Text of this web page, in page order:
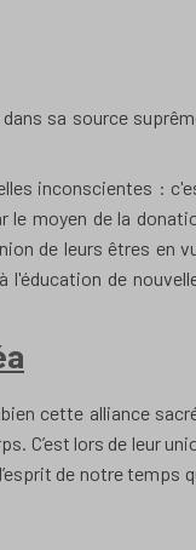
sa source
inconscientes :
le moyen de la
de leurs êtres en
l'éducation de
cette alliance
C’est lors de leur
de notre temps